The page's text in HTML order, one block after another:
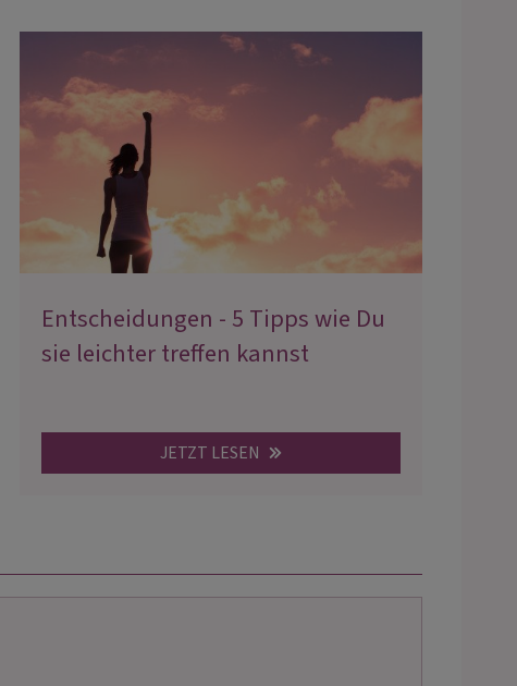
Entscheidungen - 5 Tipps wie Du
sie leichter treffen kannst
JETZT LESEN